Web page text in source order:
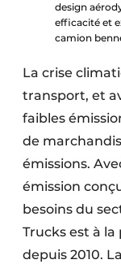
Travaux
design
efficacité et
camion
La crise
transport, et
faibles
de
émissions.
émission
besoins du
Trucks est à
depuis 2010.